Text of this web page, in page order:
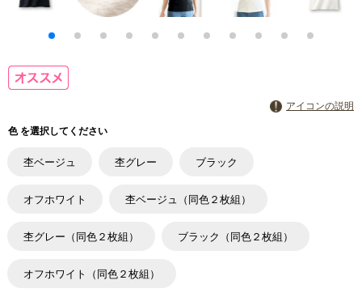
アイコンの説明
色 を選択してください
杢ベージュ 杢グレー ブラック
オフホワイト 杢ベージュ（同色２枚組）
杢グレー（同色２枚組） ブラック（同色２枚組）
オフホワイト（同色２枚組）